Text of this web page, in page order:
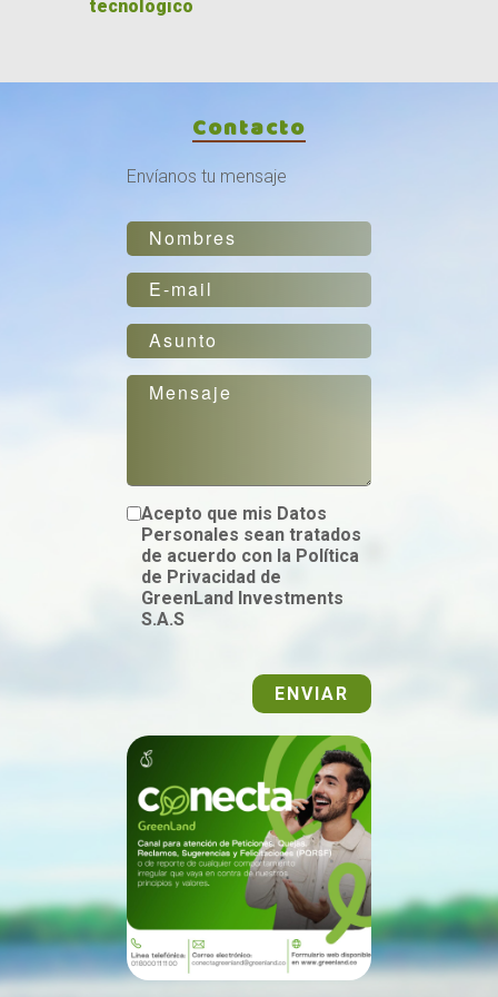
tecnológico
Contacto
Envíanos tu mensaje
Acepto que mis Datos
Personales sean tratados
de acuerdo con la Política
de Privacidad de
GreenLand Investments
S.A.S
ENVIAR